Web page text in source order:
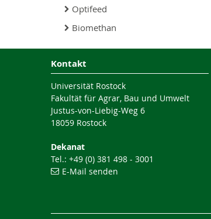
Optifeed
Biomethan
Kontakt
Universität Rostock
Fakultät für Agrar, Bau und Umwelt
Justus-von-Liebig-Weg 6
18059 Rostock
Dekanat
Tel.: +49 (0) 381 498 - 3001
E-Mail senden